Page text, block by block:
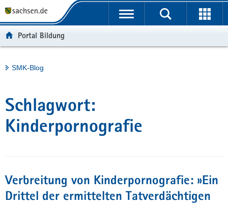
t
e
r
g
e
n
u
h
a
l
e
v
e
Portalübergreifende
Portal Bildung
Hauptinhalt
SMK-Blog
Schlagwort:
Kinderpornografie
Verbreitung von Kinderpornografie: »Ein
Drittel der ermittelten Tatverdächtigen